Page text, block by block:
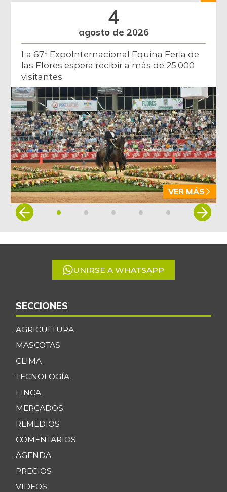
4
agosto de 2026
La 67ª ExpoInternacional Equina Feria de
las Flores espera recibir a más de 25.000
visitantes
VER MÁS
Item
5
UNIRSE A WHATSAPP
SECCIONES
AGRICULTURA
MASCOTAS
CLIMA
TECNOLOGÍA
FINCA
MERCADOS
REMEDIOS
COMENTARIOS
AGENDA
PRECIOS
VIDEOS